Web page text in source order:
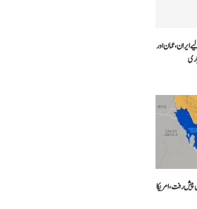
ایران، عمان اور
پیش رفت، امریکا